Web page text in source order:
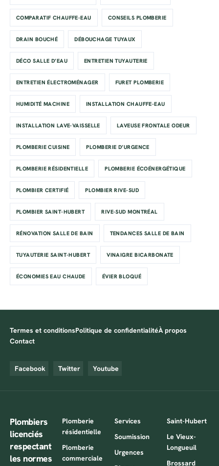
COMPARATIF CHAUFFE-EAU CONSEILS PLOMBERIE
DRAIN BOUCHÉ DÉBOUCHAGE TUYAUX
DÉCO SALLE D’EAU ENTRETIEN TUYAUTERIE
ENTRETIEN ÉLECTROMÉNAGER FURET PLOMBERIE
HUMIDITÉ MACHINE INSTALLATION CHAUFFE-EAU
INSTALLATION LAVE-VAISSELLE LAVEUSE FRONTALE ODEUR
PLOMBERIE CUISINE PLOMBERIE D’URGENCE
PLOMBERIE RÉSIDENTIELLE PLOMBERIE ÉCOÉNERGÉTIQUE
PLOMBIER CERTIFIÉ PLOMBIER RIVE-SUD
PLOMBIER SAINT-HUBERT RIVE-SUD MONTRÉAL
RÉNOVATION SALLE DE BAIN TENDANCES SALLE DE BAIN
TUYAUTERIE SAINT-HUBERT VINAIGRE BICARBONATE
ÉCONOMIES EAU CHAUDE ÉVIER BLOQUÉ
Termes et conditionsPolitique de confidentialitéÀ propos
Contact
Facebook Twitter Youtube
Plombiers
licenciés
respectant
les normes
Plomberie
résidentielle
Plomberie
commerciale
Services
Soumission
Urgences
Saint-Hubert
Le Vieux-
Longueuil
Brossard